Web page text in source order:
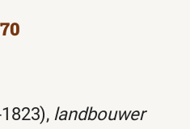
landbouwer